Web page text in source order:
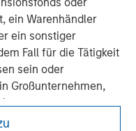
ein Warenhändler
ein sonstiger
Fall für die Tätigkeit
sein oder
Großunternehmen,
erfüllt: (i)